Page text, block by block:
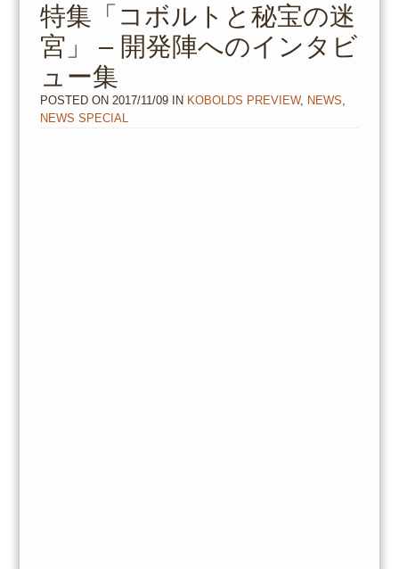
content
特集「コボルトと秘宝の迷
宮」 – 開発陣へのインタビ
ュー集
POSTED ON 2017/11/09IN KOBOLDS PREVIEW, NEWS
NEWS SPECIAL